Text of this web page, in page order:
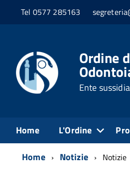
Tel 0577 285163
Ordine
Ente
Home L'Ordine
Home
Notizie Notizie